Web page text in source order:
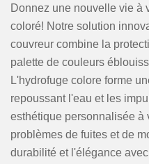
Donnez une nouvelle vie à
coloré! Notre solution
couvreur combine la
palette de couleurs
L'hydrofuge colore forme
repoussant l'eau et les
esthétique personnalisée à
problèmes de fuites et de
durabilité et l'élégance